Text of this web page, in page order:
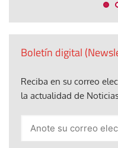
Boletín digital
Reciba en su correo
la actualidad de